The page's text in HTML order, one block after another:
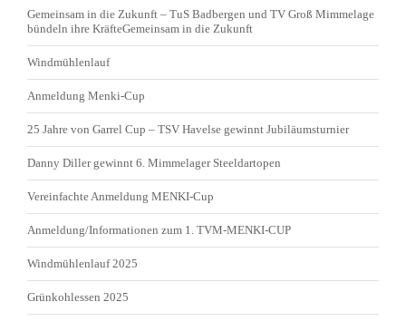
Gemeinsam in die Zukunft – TuS Badbergen und TV Groß Mimmelage
bündeln ihre KräfteGemeinsam in die Zukunft
Windmühlenlauf
Anmeldung Menki-Cup
25 Jahre von Garrel Cup – TSV Havelse gewinnt Jubiläumsturnier
Danny Diller gewinnt 6. Mimmelager Steeldartopen
Vereinfachte Anmeldung MENKI-Cup
Anmeldung/Informationen zum 1. TVM-MENKI-CUP
Windmühlenlauf 2025
Grünkohlessen 2025